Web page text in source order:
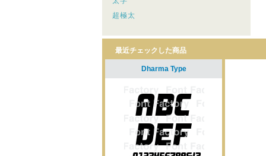
超極太
最近チェックした商品
Dharma Type